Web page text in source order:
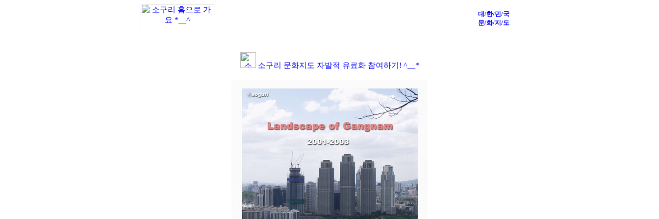
대/한/민/국
문/화/지/도
소구리 문화지도 자발적 유료화 참여하기! ^__*